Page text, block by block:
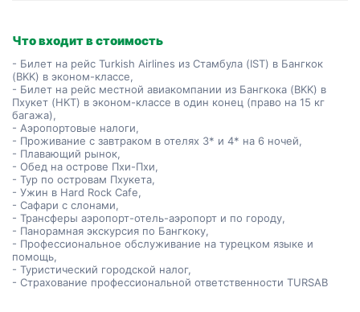
Что входит в стоимость
- Билет на рейс Turkish Airlines из Стамбула (IST) в Бангкок
(BKK) в эконом-классе,
- Билет на рейс местной авиакомпании из Бангкока (BKK) в
Пхукет (HKT) в эконом-классе в один конец (право на 15 кг
багажа),
- Аэропортовые налоги,
- Проживание с завтраком в отелях 3* и 4* на 6 ночей,
- Плавающий рынок,
- Обед на острове Пхи-Пхи,
- Тур по островам Пхукета,
- Ужин в Hard Rock Cafe,
- Сафари с слонами,
- Трансферы аэропорт-отель-аэропорт и по городу,
- Панорамная экскурсия по Бангкоку,
- Профессиональное обслуживание на турецком языке и
помощь,
- Туристический городской налог,
- Страхование профессиональной ответственности TURSAB